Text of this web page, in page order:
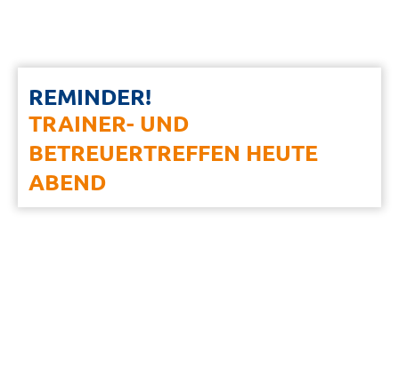
REMINDER!
TRAINER- UND
BETREUERTREFFEN HEUTE
ABEND